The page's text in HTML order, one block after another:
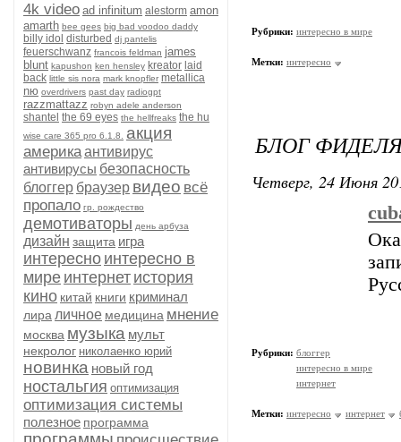
4k video ad infinitum alestorm amon
amarth bee gees big bad voodoo daddy
billy idol disturbed dj pantelis
feuerschwanz francois feldman james
blunt kapushon ken hensley kreator laid
back little sis nora mark knopfler metallica
nю overdrivers past day radiogpt
razzmattazz robyn adele anderson
shantel the 69 eyes the hellfreaks the hu
wise care 365 pro 6.1.8. акция
америкаантивирус
антивирусы безопасность
блоггер браузер видео всё
пропало гр. рождество
демотиваторы день арбуза
дизайн защита игра
интересно интересно в
мире интернет история
кино китай книги криминал
лира личное медицина мнение
москва музыка мульт
некролог николаенко юрий
новинка новый год
ностальгия оптимизация
оптимизация системы
полезное программа
Рубрики: интересно в мире
Метки: интересно
БЛОГ
Четверг, 24 Июня
Рубрики: блоггер
интересно в мире
интернет
Метки: интересно интернет